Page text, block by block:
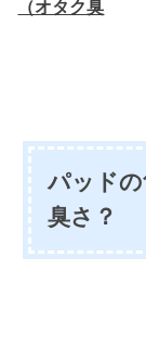
（オタク臭
パッド
臭さ？